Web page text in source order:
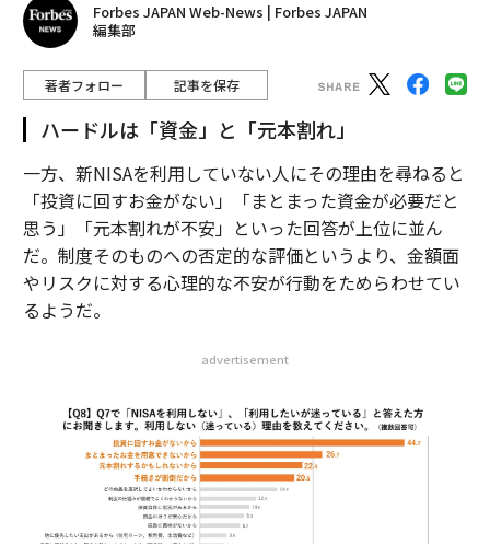
Forbes JAPAN Web-News | Forbes JAPAN
編集部
著者フォロー 記事を保存
ハードルは「資金」と「元本割れ」
一方、新NISAを利用していない人にその理由を尋ねると
「投資に回すお金がない」「まとまった資金が必要だと
思う」「元本割れが不安」といった回答が上位に並ん
だ。制度そのものへの否定的な評価というより、金額面
やリスクに対する心理的な不安が行動をためらわせてい
るようだ。
advertisement